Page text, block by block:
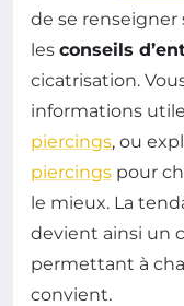
de se renseigner
les conseils
cicatrisation.
informations
piercings, ou
piercings pour
le mieux. La
devient ainsi un
permettant à
convient.